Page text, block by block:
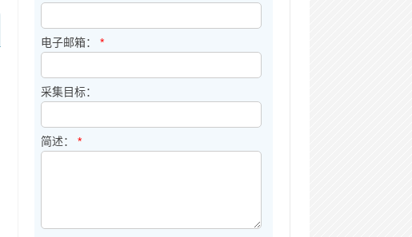
电子邮箱：*
采集目标：
简述：*